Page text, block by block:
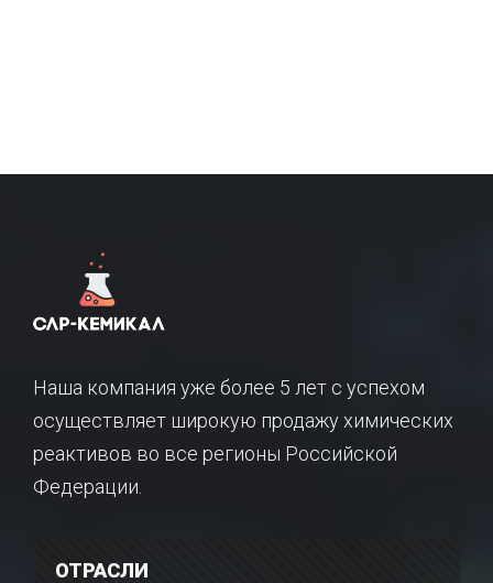
Наша компания уже более 5 лет с успехом
осуществляет широкую продажу химических
реактивов во все регионы Российской
Федерации.
ОТРАСЛИ